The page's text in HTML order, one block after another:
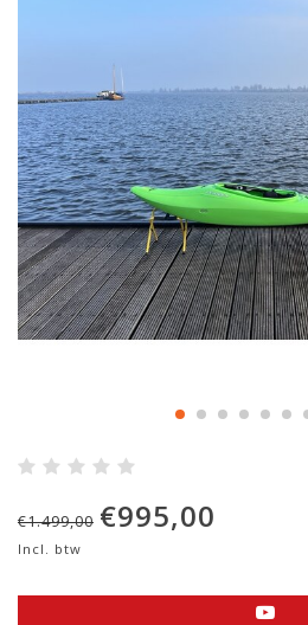
€1.499,00 €995,00
Incl. btw